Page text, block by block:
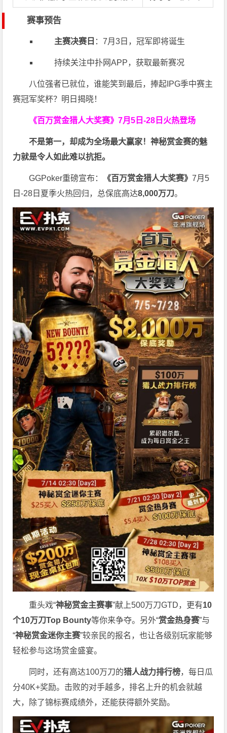
赛事预告
主赛决赛日 ：7月3日，冠军即将诞生
持续关注中扑网APP，获取最新赛况
八位强者已就位，谁能笑到最后，捧起IPG季中赛主
赛冠军奖杯？明日揭晓！
《百万赏金猎人大奖赛》7月5日-28日火热登场
不是第一，却成为全场最大赢家！神秘赏金赛的魅
力就是令人如此难以抗拒。
GGPoker重磅宣布： 《百万赏金猎人大奖赛》7月5
日-28日夏季火热回归，总保底高达8,000万刀。
重头戏“神秘赏金主赛事”献上500万刀GTD，更有10
个10万刀Top Bounty等你来争夺。另外“赏金热身赛”与
“神秘赏金迷你主赛”较亲民的报名，也让各级别玩家能够
轻松参与这场赏金盛宴。
同时，还有高达100万刀的猎人战力排行榜，每日瓜
分40K+奖励。击败的对手越多，排名上升的机会就越
大，除了锦标赛成绩外，还能获得额外奖励。